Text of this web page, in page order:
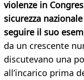
violenze in
sicurezza
seguire il suo
da un crescente
discutevano una
all’incarico prima